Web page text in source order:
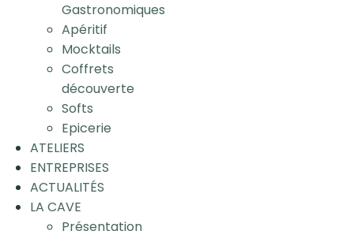
Gastronomiques
Apéritif
Mocktails
Coffrets
découverte
Softs
Epicerie
ATELIERS
ENTREPRISES
ACTUALITÉS
LA CAVE
Présentation